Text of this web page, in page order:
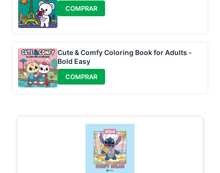
COMPRAR
Cute & Comfy Coloring Book for Adults -
Bold Easy
COMPRAR